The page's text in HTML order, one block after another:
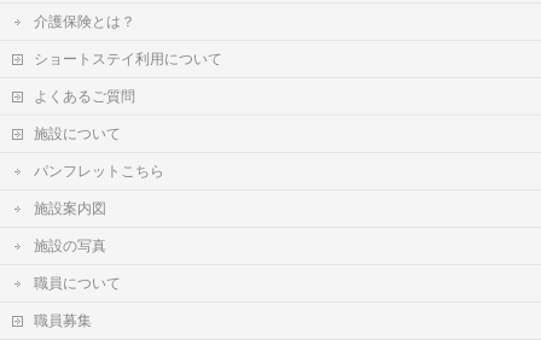
介護保険とは？
ショートステイ利用について
よくあるご質問
施設について
パンフレットこちら
施設案内図
施設の写真
職員について
職員募集